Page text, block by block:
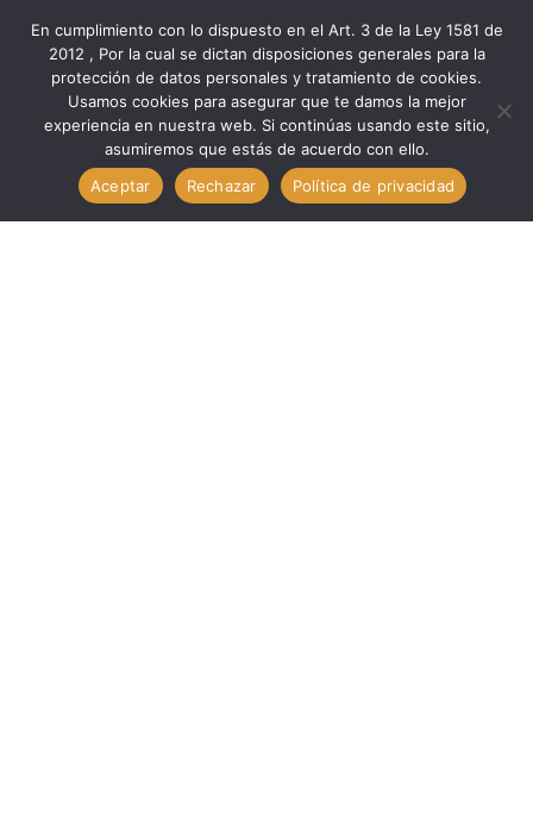
Marcas
Total
Pinzas ALICATE CORTAFRIO LATERAL INDUST 7″ // TOTAL
En cumplimiento con lo dispuesto en el Art. 3 de la Ley 1581 de
2012 , Por la cual se dictan disposiciones generales para la
protección de datos personales y tratamiento de cookies.
Usamos cookies para asegurar que te damos la mejor
experiencia en nuestra web. Si continúas usando este sitio,
asumiremos que estás de acuerdo con ello.
Aceptar
Rechazar Política de privacidad